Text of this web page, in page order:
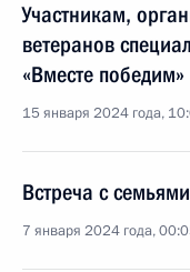
Участникам,
ветеранов
«Вместе победим»
15 января 2024 года,
Встреча с
7 января 2024 года,